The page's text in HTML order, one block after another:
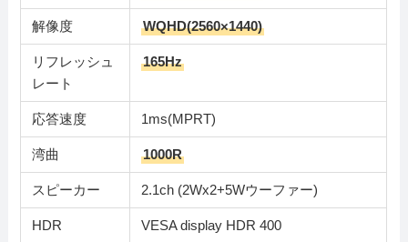
解像度 WQHD(2560×1440)
リフレッシュ
レート
165Hz
応答速度 1ms(MPRT)
湾曲 1000R
スピーカー 2.1ch (2Wx2+5Wウーファー)
HDR VESA display HDR 400